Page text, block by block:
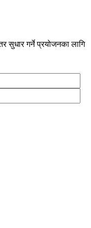
सुधार गर्ने प्रयोजनका लागि